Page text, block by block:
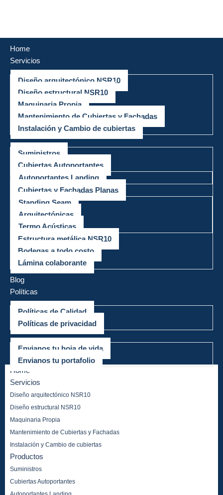
al
contenido
Home
Servicios
Diseño arquitectónico NSR10
Diseño estructural NSR10
Maquinaria Propia
Mantenimiento de Cubiertas y Fachadas
Instalación y Cambio de cubiertas
Productos
Suministros
Cubiertas Autoportantes
Autoportantes Landing
Cubiertas y Fachadas Planas
Standing Seam
Arquitectónicas
Termo Acústicas
Estructura metálica NSR10
Bodegas a todo costo
Lámina colaborante
Mega Proyectos
Blog
Políticas
Políticas de Calidad
Políticas de privacidad
Trabaja con nosotros
Envianos tu hoja de vida
Envianos tu portafolio
Home
Servicios
Diseño arquitectónico NSR10
Diseño estructural NSR10
Maquinaria Propia
Mantenimiento de Cubiertas y Fachadas
Instalación y Cambio de cubiertas
Productos
Suministros
Cubiertas Autoportantes